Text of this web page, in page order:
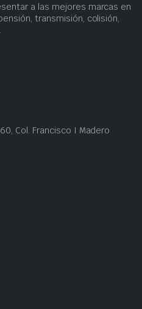
a las mejores marcas en
transmisión, colisión,
Col. Francisco I Madero